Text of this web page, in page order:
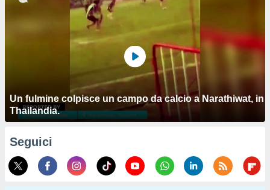
Un fulmine colpisce un campo da calcio a Narathiwat, in
Thailandia.
Seguici